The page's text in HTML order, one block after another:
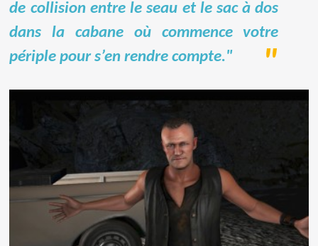
de collision entre le seau et le sac à dos
dans la cabane où commence votre
périple pour s’en rendre compte."